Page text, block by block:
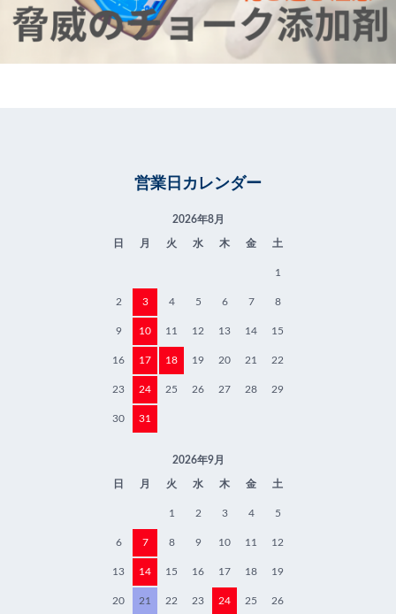
営業日カレンダー
2026年8月
日 月 火 水 木 金 土
1
2 3 4 5 6 7 8
9 10 11 12 13 14 15
16 17 18 19 20 21 22
23 24 25 26 27 28 29
30 31
2026年9月
日 月 火 水 木 金 土
1 2 3 4 5
6 7 8 9 10 11 12
13 14 15 16 17 18 19
20 21 22 23 24 25 26